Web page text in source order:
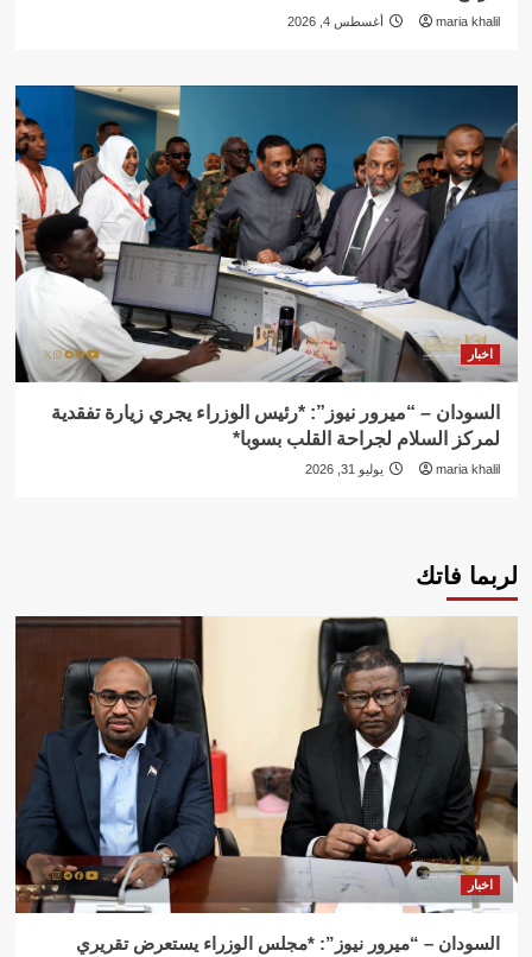
maria khalil أغسطس 4, 2026
اخبار
السودان – “ميرور نيوز”: *رئيس الوزراء يجري زيارة تفقدية
لمركز السلام لجراحة القلب بسوبا*
maria khalil يوليو 31, 2026
لربما فاتك
اخبار
السودان – “ميرور نيوز”: *مجلس الوزراء يستعرض تقريري